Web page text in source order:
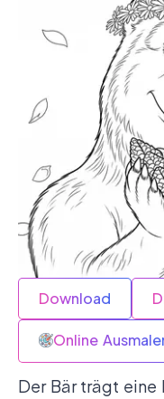
Download
Online
Der Bär trägt eine